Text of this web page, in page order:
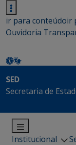
ir para conteúdoir
Ouvidoria
SED
Secretaria de
Institucional